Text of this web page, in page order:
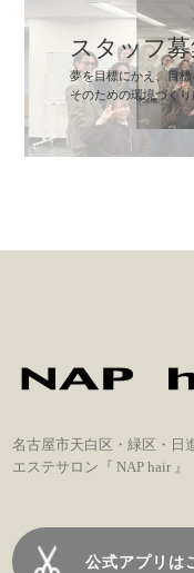
スタッフ
夢を目標にかえ、目
そのための環境づく
名古屋市天白区・緑区・日
エステサロン『 NAP hair 』
公式アプリは